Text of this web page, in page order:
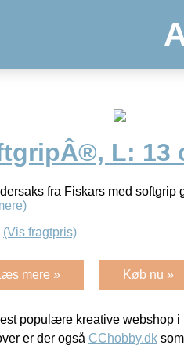
L: 13
fra Fiskars med softgrip
(Vis fragtpris)
mere » Køb nu »
populære kreative webshop i
er der også CChobby.dk